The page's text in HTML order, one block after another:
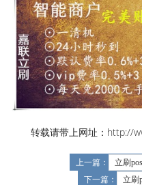
转载请带上网址：http://
上一篇：
立刷
下一篇：
立刷